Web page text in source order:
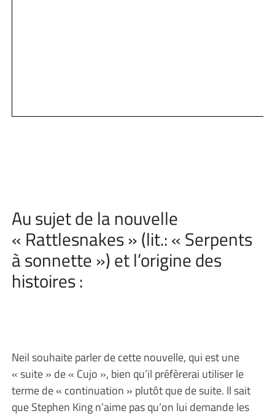
Au sujet de la nouvelle
« Rattlesnakes » (lit.: « Serpents
à sonnette ») et l’origine des
histoires :
Neil souhaite parler de cette nouvelle, qui est une
« suite » de « Cujo », bien qu’il préfèrerai utiliser le
terme de « continuation » plutôt que de suite. Il sait
que Stephen King n’aime pas qu’on lui demande les